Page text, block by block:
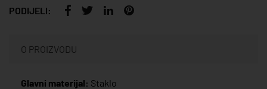
PODIJELI:
O PROIZVODU
Glavni materijal: Staklo